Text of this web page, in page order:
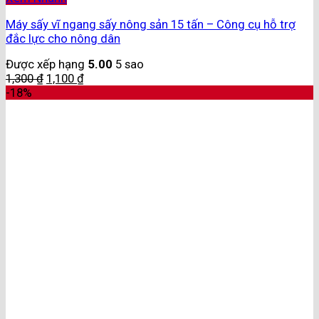
Máy sấy vĩ ngang sấy nông sản 15 tấn – Công cụ hỗ trợ
đắc lực cho nông dân
Được xếp hạng 5.00 5 sao
1,300₫ 1,100 ₫
-18%